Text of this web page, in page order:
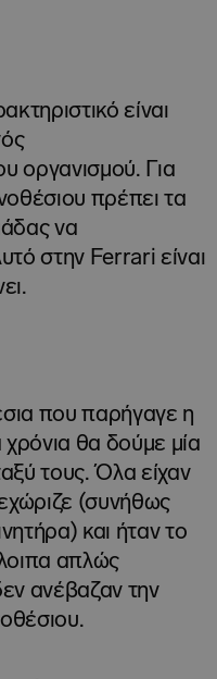
είναι
οργανισμού. Για
πρέπει τα
να
στην Ferrari είναι
που παρήγαγε η
χρόνια θα δούμε μία
τους. Όλα είχαν
(συνήθως
και ήταν το
απλώς
ανέβαζαν την